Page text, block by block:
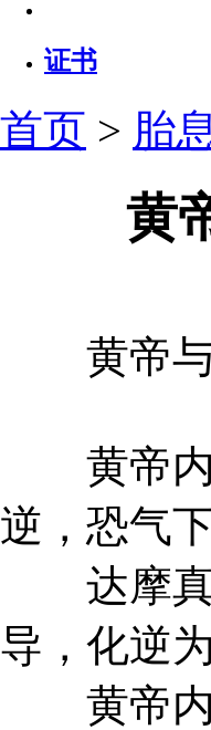
证书
首页 > 胎
黄
黄帝与
黄帝内
逆，恐气
达摩真
导，化逆
黄帝内